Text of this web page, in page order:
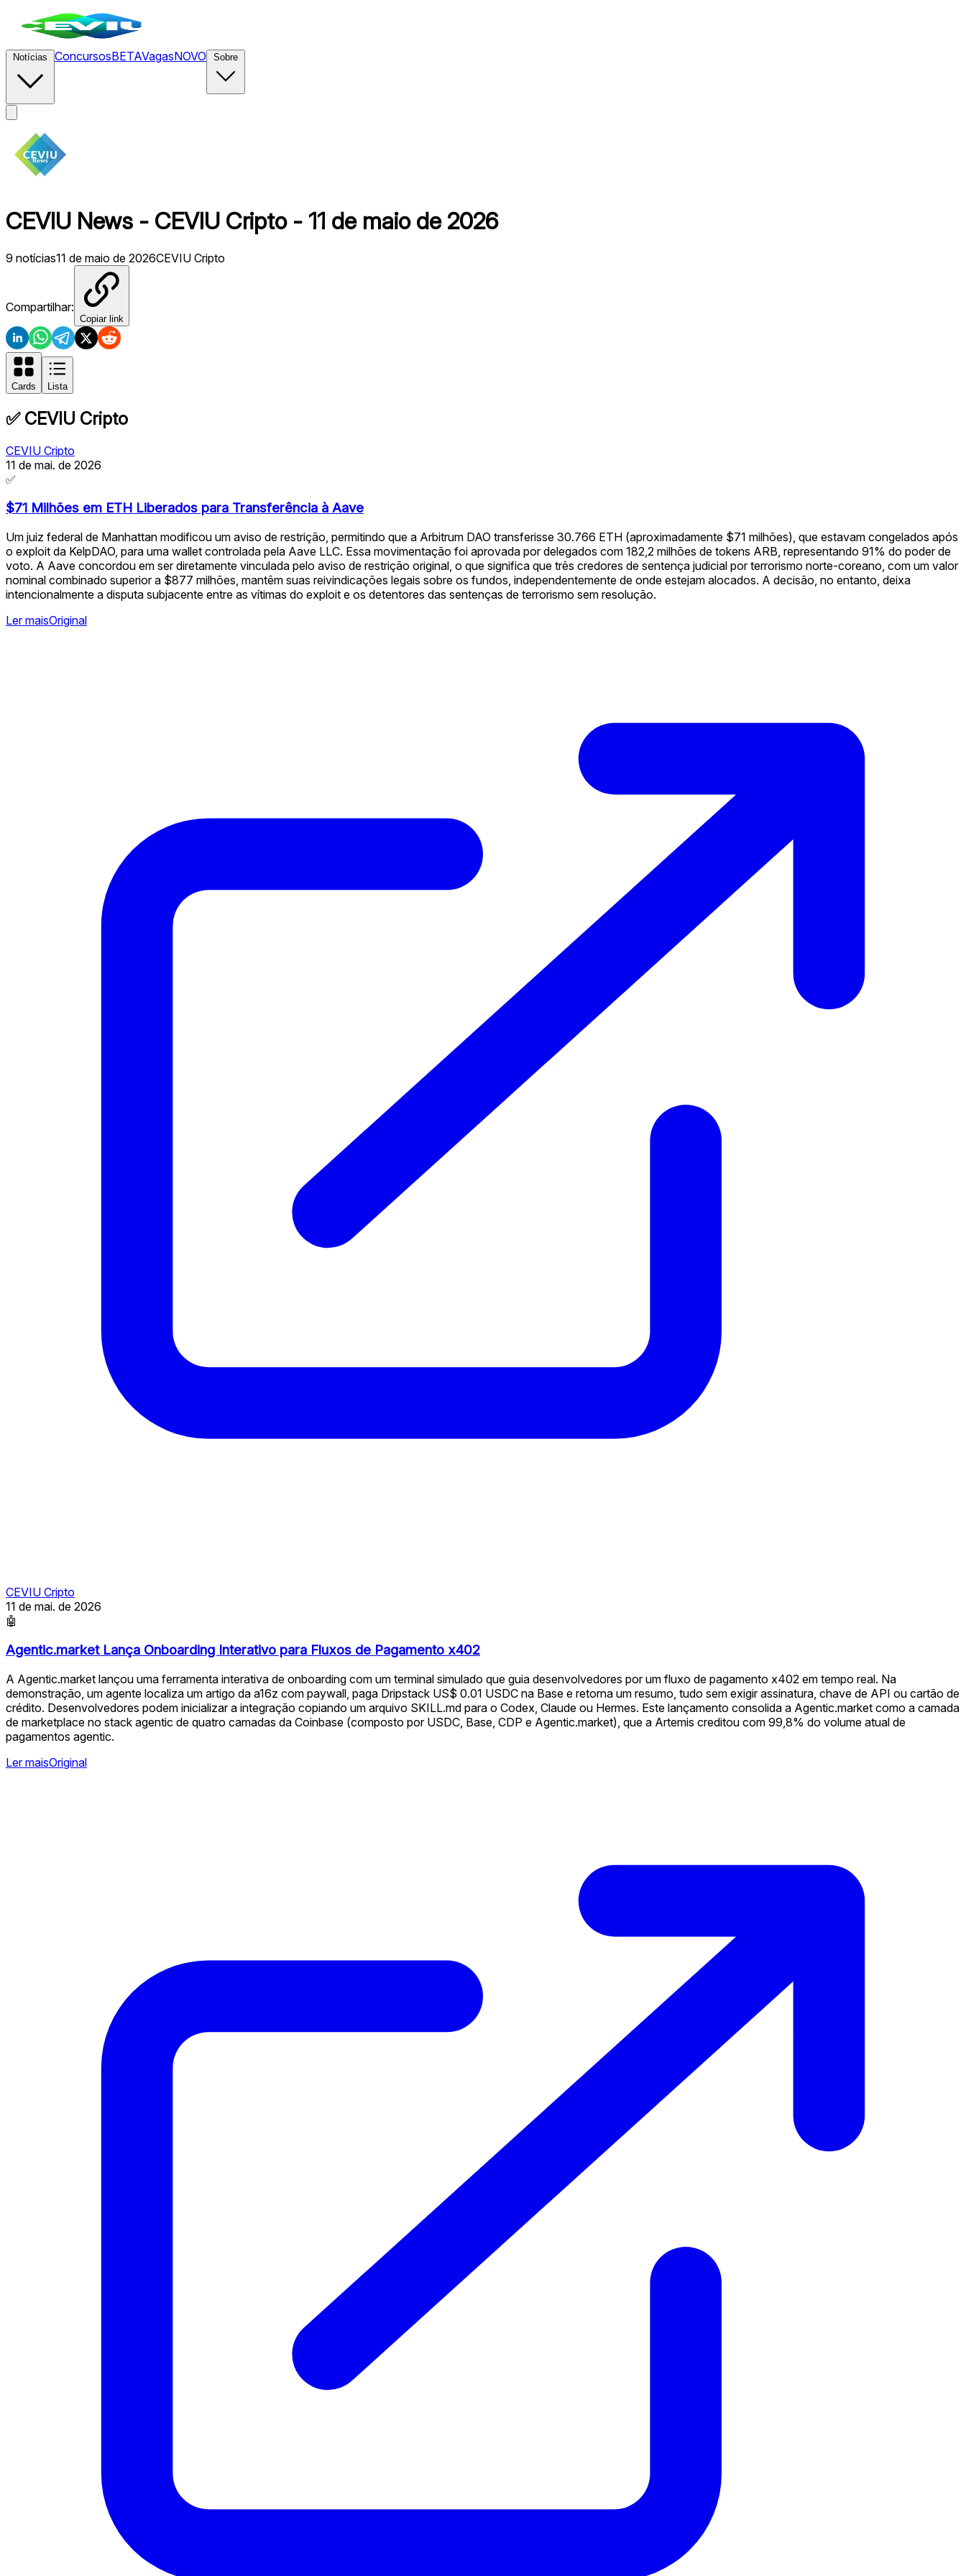
ConcursosBETAVagasNOVO
CEVIU News - CEVIU Cripto - 11 de maio de 2026
9 notícias11 de maio de 2026CEVIU Cripto
Compartilhar:
Copiar link
Cards Lista
✅ CEVIU Cripto
CEVIU Cripto
11 de mai. de 2026
✅
$71 Milhões em ETH Liberados para Transferência à Aave
Um juiz federal de Manhattan modificou um aviso de restrição, permitindo que a Arbitrum DAO transferisse 30.766 ETH (aproximadamente $71 milhões), que estavam congelados após
o exploit da KelpDAO, para uma wallet controlada pela Aave LLC. Essa movimentação foi aprovada por delegados com 182,2 milhões de tokens ARB, representando 91% do poder de
voto. A Aave concordou em ser diretamente vinculada pelo aviso de restrição original, o que significa que três credores de sentença judicial por terrorismo norte-coreano, com um valor
nominal combinado superior a $877 milhões, mantêm suas reivindicações legais sobre os fundos, independentemente de onde estejam alocados. A decisão, no entanto, deixa
intencionalmente a disputa subjacente entre as vítimas do exploit e os detentores das sentenças de terrorismo sem resolução.
Ler maisOriginal
CEVIU Cripto
11 de mai. de 2026
🤖
Agentic.market Lança Onboarding Interativo para Fluxos de Pagamento x402
A Agentic.market lançou uma ferramenta interativa de onboarding com um terminal simulado que guia desenvolvedores por um fluxo de pagamento x402 em tempo real. Na
demonstração, um agente localiza um artigo da a16z com paywall, paga Dripstack US$ 0.01 USDC na Base e retorna um resumo, tudo sem exigir assinatura, chave de API ou cartão de
crédito. Desenvolvedores podem inicializar a integração copiando um arquivo SKILL.md para o Codex, Claude ou Hermes. Este lançamento consolida a Agentic.market como a camada
de marketplace no stack agentic de quatro camadas da Coinbase (composto por USDC, Base, CDP e Agentic.market), que a Artemis creditou com 99,8% do volume atual de
pagamentos agentic.
Ler maisOriginal